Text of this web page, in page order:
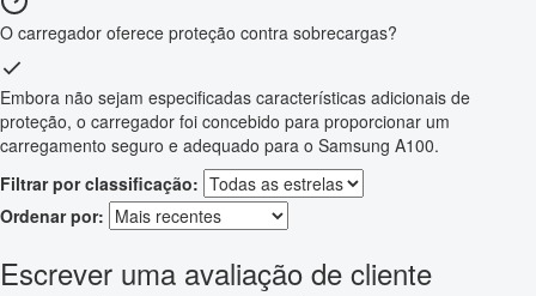
O carregador oferece proteção contra sobrecargas?
Embora não sejam especificadas características adicionais de
proteção, o carregador foi concebido para proporcionar um
carregamento seguro e adequado para o Samsung A100.
Filtrar por classificação:
Ordenar por:
Escrever uma avaliação de cliente